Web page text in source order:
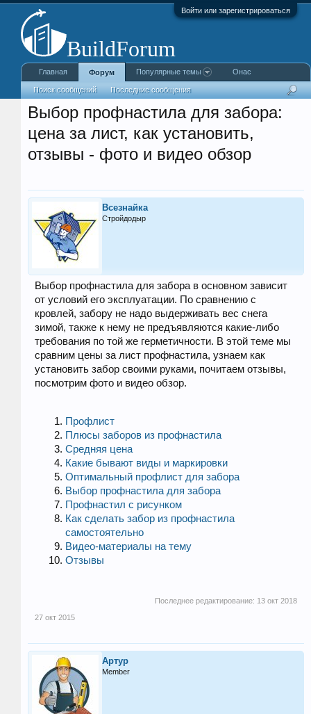
Войти или зарегистрироваться
Выбор профнастила для забора:
цена за лист, как установить,
отзывы - фото и видео обзор
Всезнайка
Стройдодыр
Выбор профнастила для забора в основном зависит
от условий его эксплуатации. По сравнению с
кровлей, забору не надо выдерживать вес снега
зимой, также к нему не предъявляются какие-либо
требования по той же герметичности. В этой теме мы
сравним цены за лист профнастила, узнаем как
установить забор своими руками, почитаем отзывы,
посмотрим фото и видео обзор.
Профлист
Плюсы заборов из профнастила
Средняя цена
Какие бывают виды и маркировки
Оптимальный профлист для забора
Выбор профнастила для забора
Профнастил с рисунком
Как сделать забор из профнастила
самостоятельно
Видео-материалы на тему
Отзывы
Последнее редактирование: 13 окт 2018
27 окт 2015
Артур
Member
Главная Форум
Поиск сообщений Последние сообщения
Популярные темы Онас